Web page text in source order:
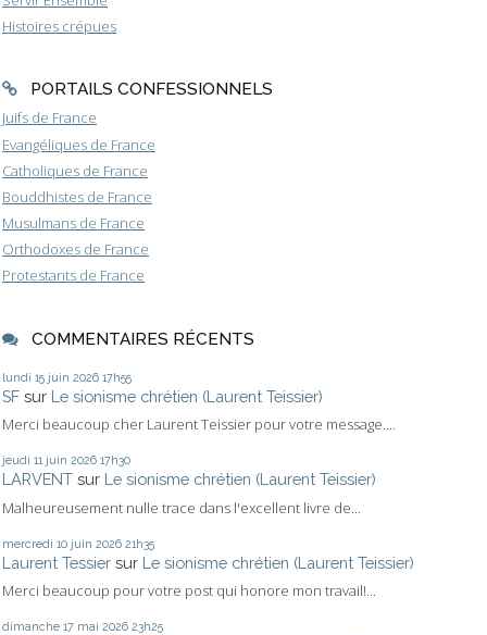
Histoires crépues
PORTAILS CONFESSIONNELS
Juifs de France
Evangéliques de France
Catholiques de France
Bouddhistes de France
Musulmans de France
Orthodoxes de France
Protestants de France
COMMENTAIRES RÉCENTS
lundi 15 juin 2026 17h55
SF sur Le sionisme chrétien (Laurent Teissier)
Merci beaucoup cher Laurent Teissier pour votre message....
jeudi 11 juin 2026 17h30
LARVENT sur Le sionisme chrétien (Laurent Teissier)
Malheureusement nulle trace dans l'excellent livre de...
mercredi 10 juin 2026 21h35
Laurent Tessier sur Le sionisme chrétien (Laurent Teissier)
Merci beaucoup pour votre post qui honore mon travail!...
dimanche 17 mai 2026 23h25